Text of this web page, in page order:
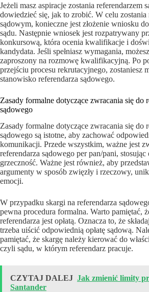
Jeżeli masz aspiracje zostania referendarzem
dowiedzieć się, jak to zrobić. W celu zostania
sądowym, konieczne jest złożenie wniosku
sądu. Następnie wniosek jest rozpatrywany
konkursową, która ocenia kwalifikacje i
kandydata. Jeśli spełniasz wymagania,
zaproszony na rozmowę kwalifikacyjną. Po
przejściu procesu rekrutacyjnego, zostaniesz
stanowisko referendarza sądowego.
Zasady formalne dotyczące zwracania się do
sądowego
Zasady formalne dotyczące zwracania się do
sądowego są istotne, aby zachować
komunikacji. Przede wszystkim, ważne jest
referendarza sądowego per pan/pani,
grzeczność. Ważne jest również, aby
argumenty w sposób zwięzły i rzeczowy,
emocji.
W przypadku skargi na referendarza
pewna procedura formalna. Warto pamiętać,
referendarza jest opłatą. Oznacza to, że
trzeba uiścić odpowiednią opłatę sądową.
pamiętać, że skargę należy kierować do
czyli sądu, w którym referendarz pracuje.
CZYTAJ DALEJ Jak zmienić limity
Santander